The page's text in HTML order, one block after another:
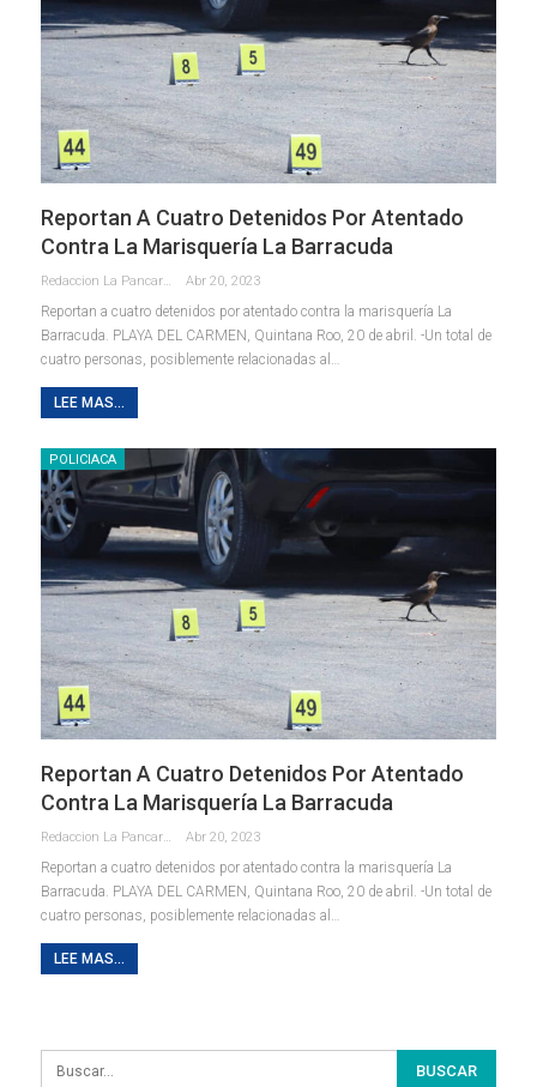
Reportan A Cuatro Detenidos Por Atentado
Contra La Marisquería La Barracuda
Redaccion La Pancarta De Quintana Roo Abr 20, 2023
Reportan a cuatro detenidos por atentado contra la marisquería La
Barracuda. PLAYA DEL CARMEN, Quintana Roo, 20 de abril. -Un total de
cuatro personas, posiblemente relacionadas al …
LEE MAS...
POLICIACA
Reportan A Cuatro Detenidos Por Atentado
Contra La Marisquería La Barracuda
Redaccion La Pancarta De Quintana Roo Abr 20, 2023
Reportan a cuatro detenidos por atentado contra la marisquería La
Barracuda. PLAYA DEL CARMEN, Quintana Roo, 20 de abril. -Un total de
cuatro personas, posiblemente relacionadas al …
LEE MAS...